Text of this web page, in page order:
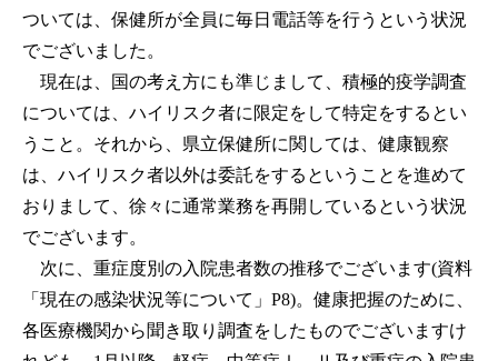
ついては、保健所が全員に毎日電話等を行うという状況
でございました。
現在は、国の考え方にも準じまして、積極的疫学調査
については、ハイリスク者に限定をして特定をするとい
うこと。それから、県立保健所に関しては、健康観察
は、ハイリスク者以外は委託をするということを進めて
おりまして、徐々に通常業務を再開しているという状況
でございます。
次に、重症度別の入院患者数の推移でございます(資料
「現在の感染状況等について」P8)。健康把握のために、
各医療機関から聞き取り調査をしたものでございますけ